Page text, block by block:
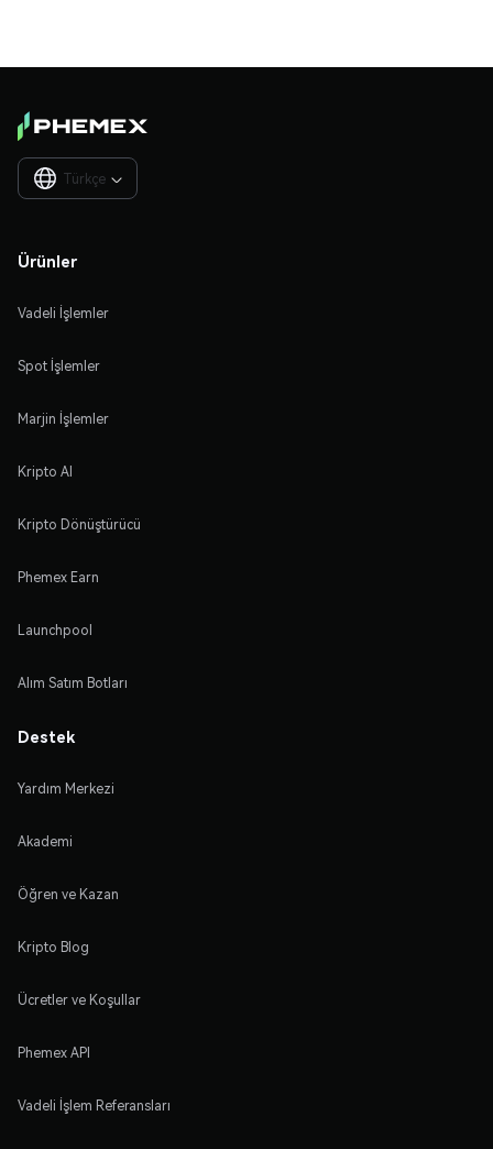
Türkçe 
Ürünler
Vadeli İşlemler
Spot İşlemler
Marjin İşlemler
Kripto Al
Kripto Dönüştürücü
Phemex Earn
Launchpool
Alım Satım Botları
Destek
Yardım Merkezi
Akademi
Öğren ve Kazan
Kripto Blog
Ücretler ve Koşullar
Phemex API
Vadeli İşlem Referansları